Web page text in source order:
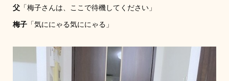
父「梅子さんは、ここで待機してください」
梅子「気ににゃる気ににゃる」